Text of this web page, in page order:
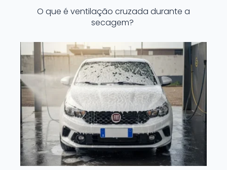
O que é ventilação cruzada durante a
secagem?